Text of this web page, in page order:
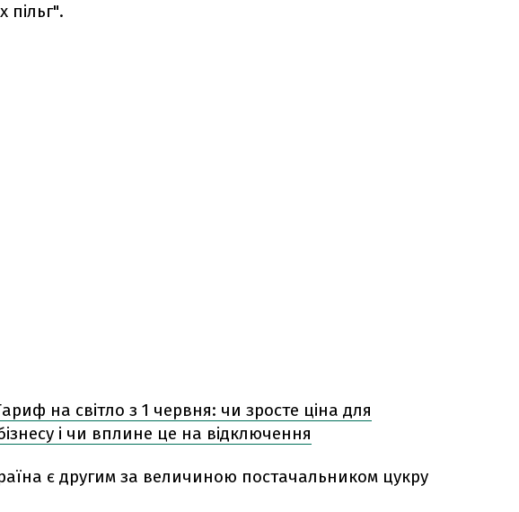
пільг".
на світло з 1 червня: чи зросте ціна для
і чи вплине це на відключення
є другим за величиною постачальником цукру